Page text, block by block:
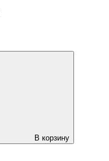
В корзину